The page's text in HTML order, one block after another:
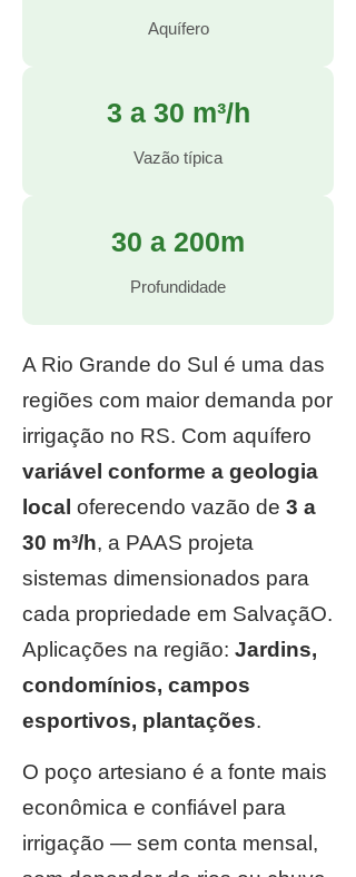
Aquífero
3 a 30 m³/h
Vazão típica
30 a 200m
Profundidade
A Rio Grande do Sul é uma das
regiões com maior demanda por
irrigação no RS. Com aquífero
variável conforme a geologia
local oferecendo vazão de 3 a
30 m³/h, a PAAS projeta
sistemas dimensionados para
cada propriedade em SalvaçãO.
Aplicações na região: Jardins,
condomínios, campos
esportivos, plantações.
O poço artesiano é a fonte mais
econômica e confiável para
irrigação — sem conta mensal,